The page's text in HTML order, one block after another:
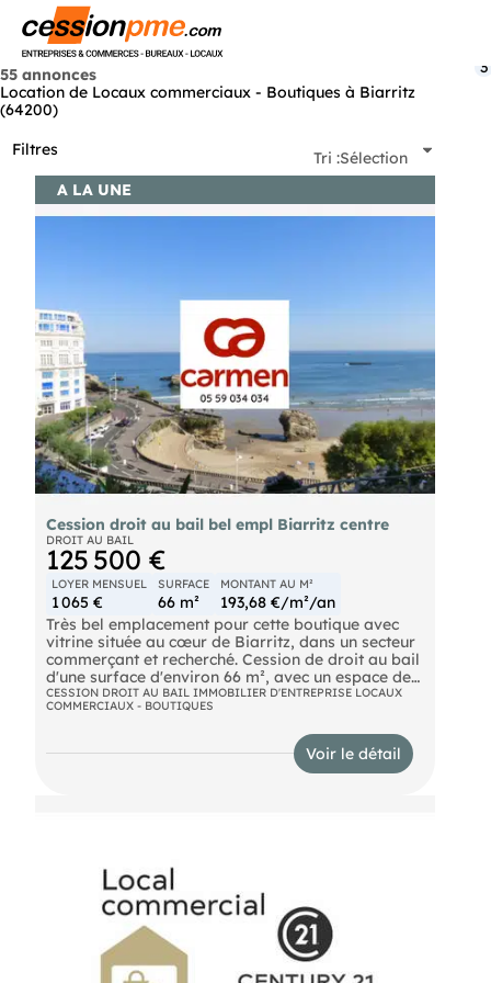
55 annonces
Location de Locaux commerciaux - Boutiques à Biarritz
(64200)
Filtres
3
Tri :Sélection
A LA UNE
Cession droit au bail bel empl Biarritz centre
DROIT AU BAIL
125 500 €
LOYER MENSUEL
1 065 €
SURFACE
66 m²
MONTANT AU M²
193,68 €/m²/an
Très bel emplacement pour cette boutique avec
vitrine située au cœur de Biarritz, dans un secteur
commerçant et recherché. Cession de droit au bail
d'une surface d'environ 66 m², avec un espace de
vente en rez-de-chaussée et une réserve en sous-
sol. Loyer attractif : 1 065 € / mois net
CESSION DROIT AU BAIL IMMOBILIER D'ENTREPRISE LOCAUX
COMMERCIAUX - BOUTIQUES
Voir le détail